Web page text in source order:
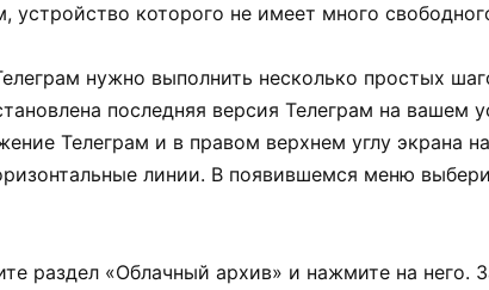
устройство которого не имеет много
нужно выполнить несколько простых
последняя версия Телеграм на вашем
Телеграм и в правом верхнем углу экрана
линии. В появившемся меню
раздел «Облачный архив» и нажмите на него.